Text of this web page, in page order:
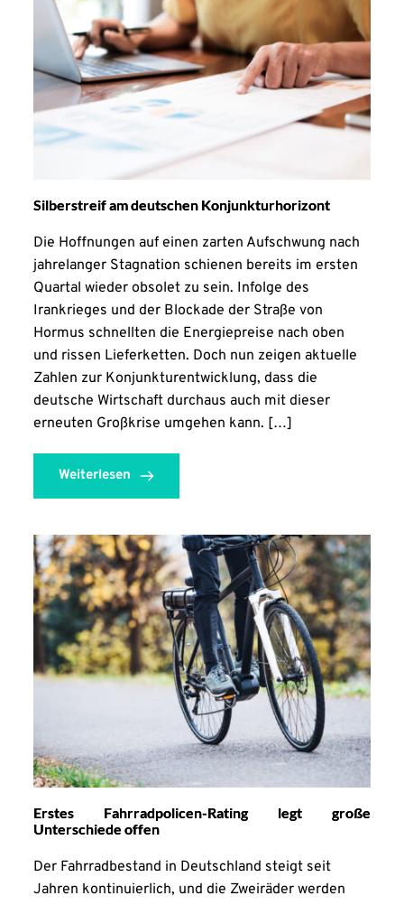
Silberstreif am deutschen Konjunkturhorizont
Die Hoffnungen auf einen zarten Aufschwung nach
jahrelanger Stagnation schienen bereits im ersten
Quartal wieder obsolet zu sein. Infolge des
Irankrieges und der Blockade der Straße von
Hormus schnellten die Energiepreise nach oben
und rissen Lieferketten. Doch nun zeigen aktuelle
Zahlen zur Konjunkturentwicklung, dass die
deutsche Wirtschaft durchaus auch mit dieser
erneuten Großkrise umgehen kann. […]
Weiterlesen
Erstes Fahrradpolicen-Rating legt große
Unterschiede offen
Der Fahrradbestand in Deutschland steigt seit
Jahren kontinuierlich, und die Zweiräder werden